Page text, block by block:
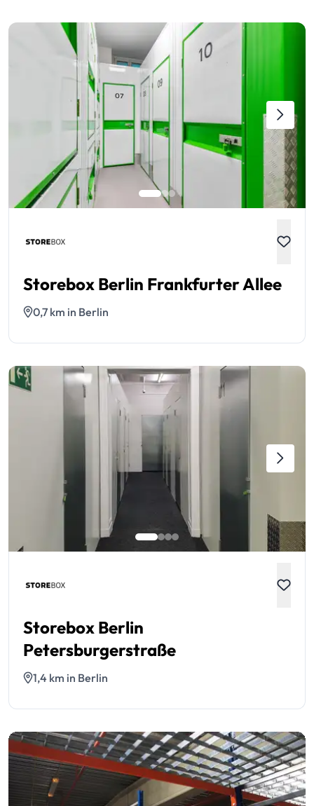
Storebox Berlin Frankfurter Allee
0,7 km in Berlin
Storebox Berlin
Petersburgerstraße
1,4 km in Berlin